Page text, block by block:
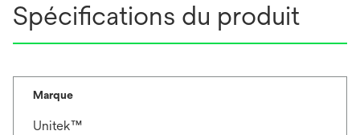
Spécifications du produit
Marque
Unitek™